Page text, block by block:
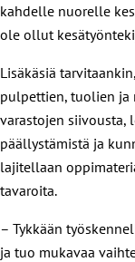
kahdelle nuorelle
ole ollut
Lisäkäsiä
pulpettien, tuolien ja
varastojen siivousta,
päällystämistä ja
lajitellaan
tavaroita.
– Tykkään
ja tuo mukavaa